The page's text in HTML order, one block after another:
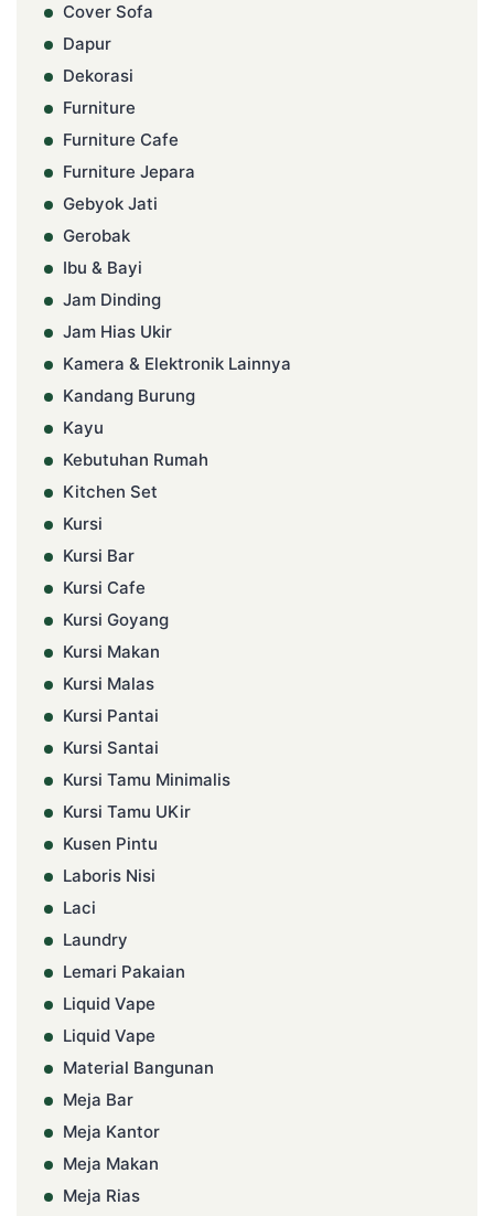
Cover Sofa
Dapur
Dekorasi
Furniture
Furniture Cafe
Furniture Jepara
Gebyok Jati
Gerobak
Ibu & Bayi
Jam Dinding
Jam Hias Ukir
Kamera & Elektronik Lainnya
Kandang Burung
Kayu
Kebutuhan Rumah
Kitchen Set
Kursi
Kursi Bar
Kursi Cafe
Kursi Goyang
Kursi Makan
Kursi Malas
Kursi Pantai
Kursi Santai
Kursi Tamu Minimalis
Kursi Tamu UKir
Kusen Pintu
Laboris Nisi
Laci
Laundry
Lemari Pakaian
Liquid Vape
Liquid Vape
Material Bangunan
Meja Bar
Meja Kantor
Meja Makan
Meja Rias